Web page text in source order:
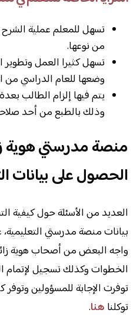
تسهل للمعلم عملية
من نوعها.
تسهل كثيرا العمل وتطوير
وضعها للعام الدراسي من
يتم فيها إلزام الطالب
وذلك بالطبع من أحد
منصة مدرستي هوية
الحصول على بيانات
العديد من الأسئلة حول كيفية
بيانات منصة مدرستي التعليمية،
واجه البعض من أصحاب هوية
الخطوات وكذلك تسجيل لإتمام
توفرت الإجابة للمسؤولين
توكلنا هنا.